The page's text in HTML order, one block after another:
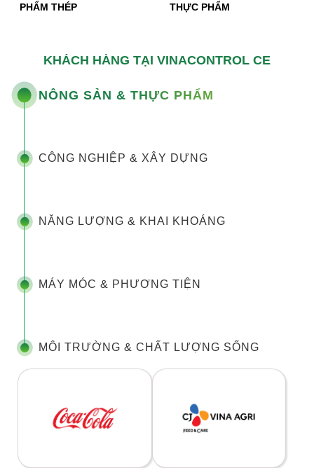
PHẨM THÉP
THỰC PHẨM
KHÁCH HÀNG TẠI VINACONTROL CE
NÔNG SẢN & THỰC PHẨM
CÔNG NGHIỆP & XÂY DỰNG
NĂNG LƯỢNG & KHAI KHOÁNG
MÁY MÓC & PHƯƠNG TIỆN
MÔI TRƯỜNG & CHẤT LƯỢNG SỐNG